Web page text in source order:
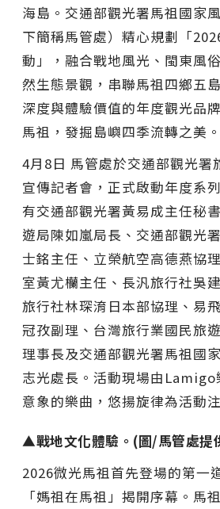
海島。交通部觀光署馬祖國家
下簡稱馬管處）精心規劃「
動」，融合戰地風光、閩東風
然生態景觀，串聯馬祖四鄉五
深度與體驗價值的年度觀光品
馬祖，發掘島嶼四季流轉之美。
4月8日 馬管處於交通部觀光署
宣傳記者會，正式啟動年度系
有交通部觀光署黃易成主任秘
遊局陳如嵐局長、交通部觀光
士銘主任、立榮航空高德燕協
室黃尤欗主任、長汎旅行社吳
旅行社林琛淯日本部協理、易
冠孜副理、台灣旅行業國民旅
理事長及交通部觀光署馬祖國
志光處長。活動現場由Lamigo
意象的樂曲，悠揚旋律為活動
▲戰地文化體驗。(圖/馬管處提
2026微光馬祖首先登場的第一
「媽祖在馬祖」揭開序幕。馬